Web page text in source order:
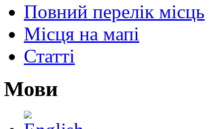
Повний перелік місць
Місця на мапі
Статті
Мови